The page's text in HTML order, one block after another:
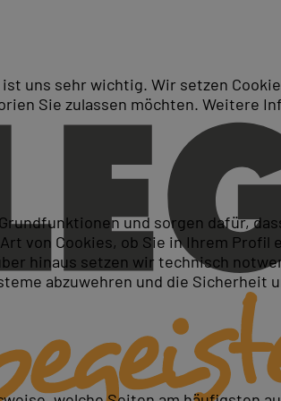
uns sehr wichtig. Wir setzen
Sie zulassen möchten. Weitere
und sorgen dafür,
von Cookies, ob Sie in Ihrem Profil
hinaus setzen wir technisch
abzuwehren und die Sicherheit